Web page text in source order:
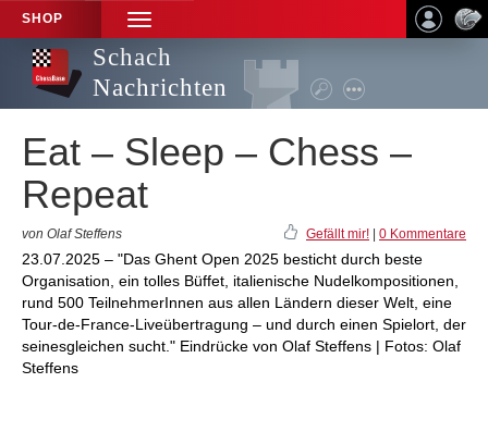
SHOP
TOGGLE
NAVIGATION
Schach
Nachrichten
Eat – Sleep – Chess –
Repeat
von Olaf Steffens Gefällt mir! 0 Kommentare
23.07.2025 – "Das Ghent Open 2025 besticht durch beste
Organisation, ein tolles Büffet, italienische Nudelkompositionen,
rund 500 TeilnehmerInnen aus allen Ländern dieser Welt, eine
Tour-de-France-Liveübertragung – und durch einen Spielort, der
seinesgleichen sucht." Eindrücke von Olaf Steffens | Fotos: Olaf
Steffens